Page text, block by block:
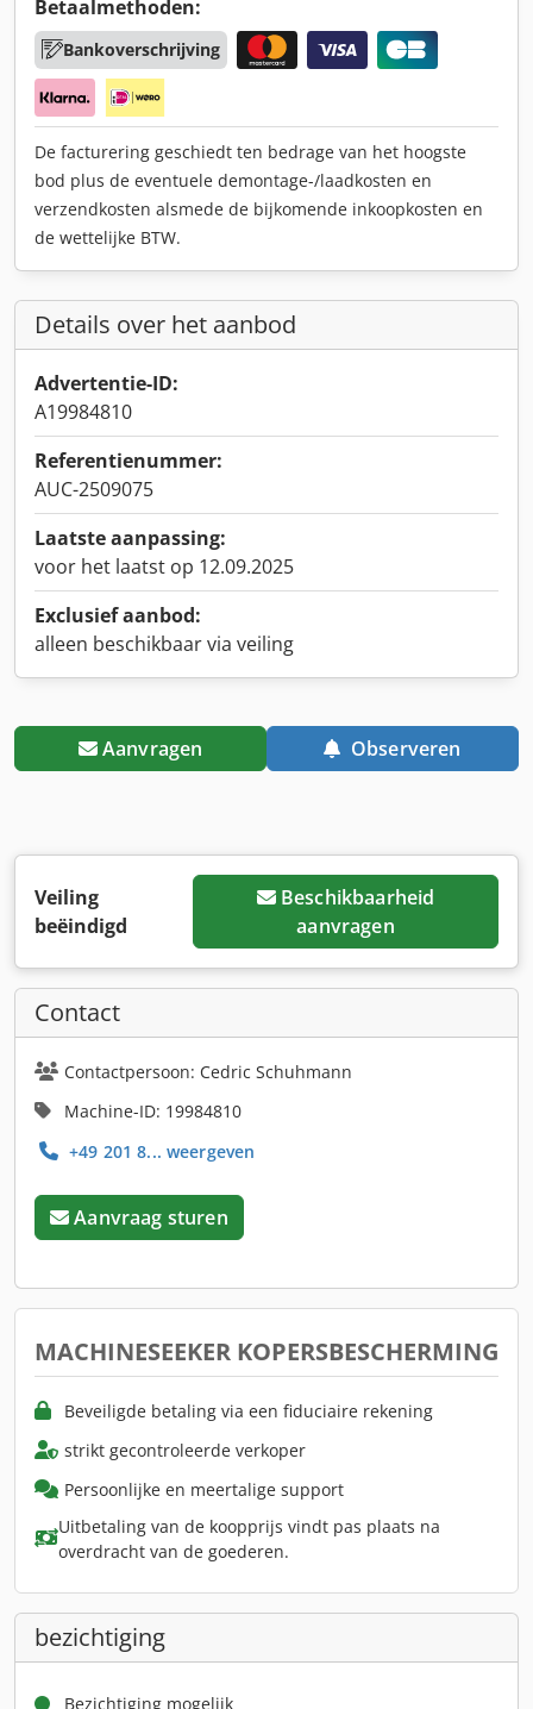
Betaalmethoden:
Bankoverschrijving
De facturering geschiedt ten bedrage van het hoogste
bod plus de eventuele demontage-/laadkosten en
verzendkosten alsmede de bijkomende inkoopkosten en
de wettelijke BTW.
Details over het aanbod
Advertentie-ID:
A19984810
Referentienummer:
AUC-2509075
Laatste aanpassing:
voor het laatst op 12.09.2025
Exclusief aanbod:
alleen beschikbaar via veiling
Aanvragen Observeren
Veiling
beëindigd
Beschikbaarheid
aanvragen
Contact
Contactpersoon: Cedric Schuhmann
Machine-ID: 19984810
+49 201 8... weergeven
Aanvraag sturen
MACHINESEEKER KOPERSBESCHERMING
Beveiligde betaling via een fiduciaire rekening
strikt gecontroleerde verkoper
Persoonlijke en meertalige support
Uitbetaling van de koopprijs vindt pas plaats na
overdracht van de goederen.
bezichtiging
Bezichtiging mogelijk